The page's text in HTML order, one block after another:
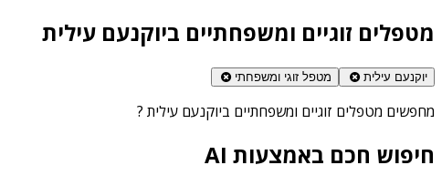
מטפלים זוגיים ומשפחתיים ביוקנעם עילית
יוקנעם עילית מטפל זוגי ומשפחתי
מחפשים מטפלים זוגיים ומשפחתיים ביוקנעם עילית ?
חיפוש חכם באמצעות AI